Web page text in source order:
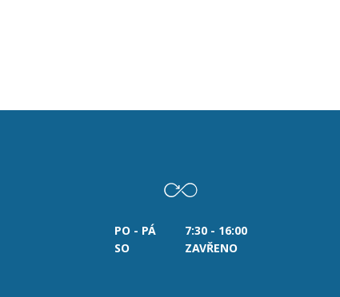
PO - PÁ
7:30 - 16:00
SO
ZAVŘENO